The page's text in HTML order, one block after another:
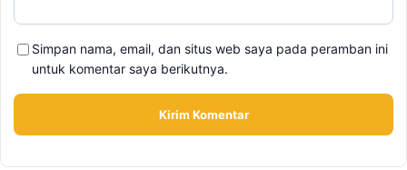
Simpan nama, email, dan situs web saya pada peramban ini
untuk komentar saya berikutnya.